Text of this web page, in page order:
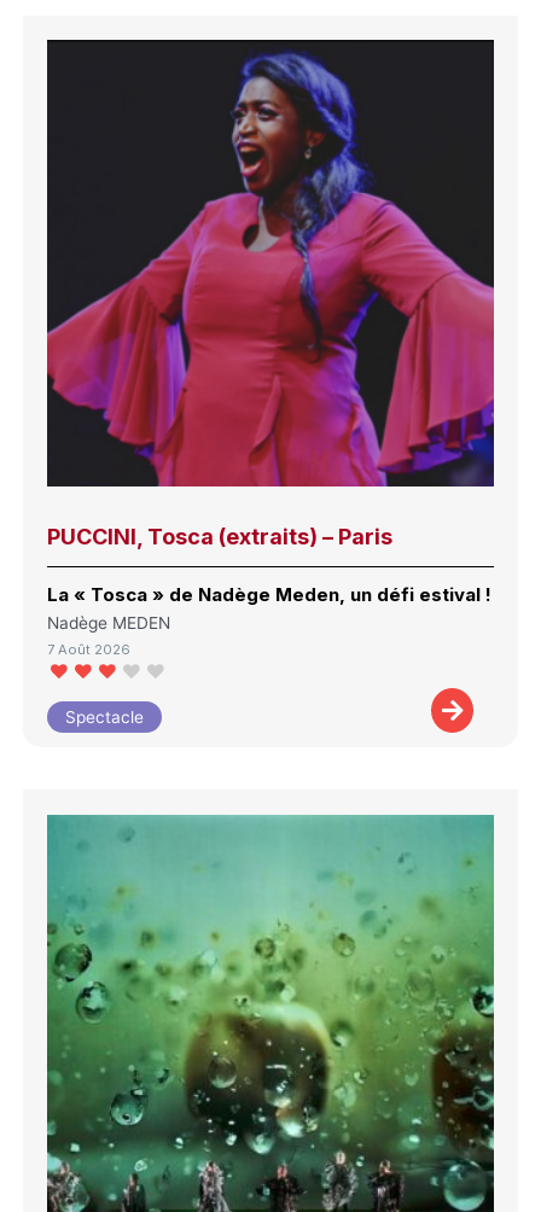
PUCCINI, Tosca (extraits) – Paris
La « Tosca » de Nadège Meden, un défi estival !
Nadège MEDEN
7 Août 2026
Spectacle